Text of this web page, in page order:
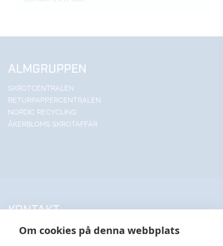
Om cookies på denna webbplats
ALMGRUPPEN
SKROTCENTRALEN
RETURPAPPERCENTRALEN
NORDIC RECYCLING
ÅKERBLOMS SKROTAFFÄR
KONTAKT
UPPSALA HANDELSSTÅL AB